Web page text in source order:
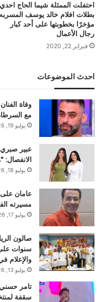
احتفلت الممثلة شيما الحاج احدي
بطلات افلام خالد يوسف المسربه
مؤخرًا بخطوبتها على أحد كبار
رجال الأعمال
فبراير 22, 2020
احدث الموضوعات
وفاة
مع
يوليو 19, 2026
عبير
يوليو 18, 2026
عامان
مسيرته
يوليو 17, 2026
سنوات
والإعلام
يوليو 13, 2026
سقفة